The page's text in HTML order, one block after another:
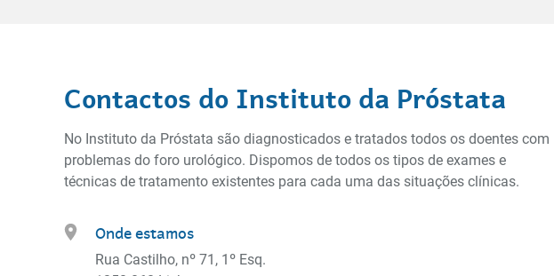
Contactos do Instituto da Próstata
No Instituto da Próstata são diagnosticados e tratados todos os doentes com
problemas do foro urológico. Dispomos de todos os tipos de exames e
técnicas de tratamento existentes para cada uma das situações clínicas.
Onde estamos
Rua Castilho, nº 71, 1º Esq.